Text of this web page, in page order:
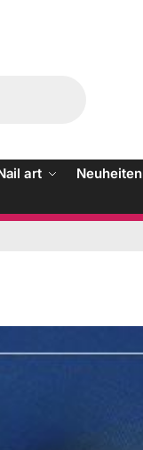
art Neuheiten